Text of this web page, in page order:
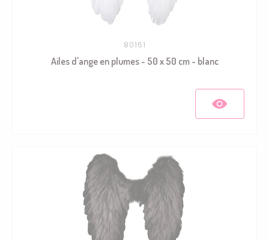
80161
Ailes d'ange en plumes - 50 x 50 cm - blanc